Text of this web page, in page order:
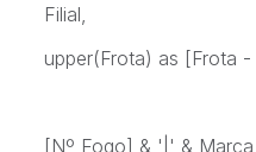
Filial,
upper(Frota) as [Frota -
[Nº Fogo] & '|' & Marca